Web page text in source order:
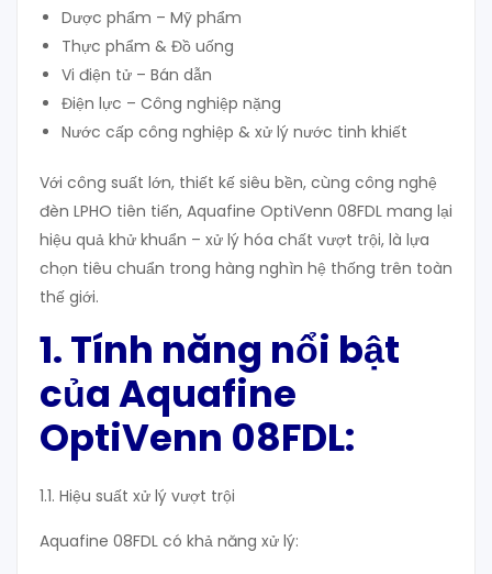
Dược phẩm – Mỹ phẩm
Thực phẩm & Đồ uống
Vi điện tử – Bán dẫn
Điện lực – Công nghiệp nặng
Nước cấp công nghiệp & xử lý nước tinh khiết
Với công suất lớn, thiết kế siêu bền, cùng công nghệ
đèn LPHO tiên tiến, Aquafine OptiVenn 08FDL mang lại
hiệu quả khử khuẩn – xử lý hóa chất vượt trội, là lựa
chọn tiêu chuẩn trong hàng nghìn hệ thống trên toàn
thế giới.
1. Tính năng nổi bật
của Aquafine
OptiVenn 08FDL:
1.1. Hiệu suất xử lý vượt trội
Aquafine 08FDL có khả năng xử lý: